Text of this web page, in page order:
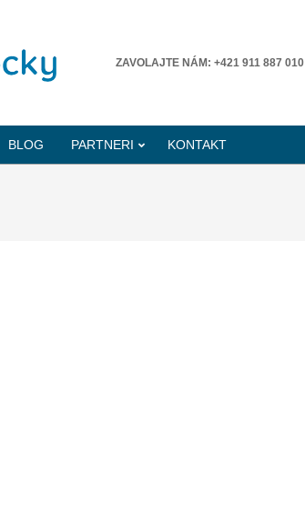
ZAVOLAJTE NÁM: +421 911 887 010
BLOG PARTNERI KONTAKT